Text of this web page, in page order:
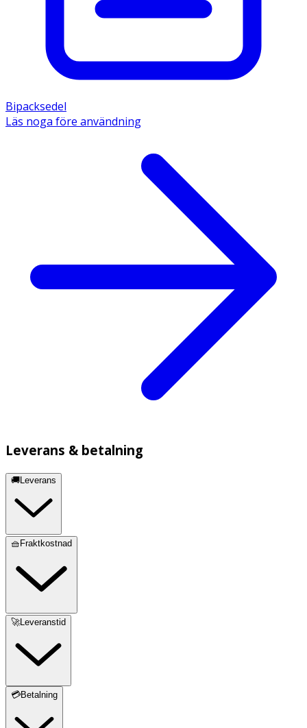
Bipacksedel
Läs noga före användning
Leverans & betalning
🚚Leverans
🧺Fraktkostnad
🚀Leveranstid
💳Betalning